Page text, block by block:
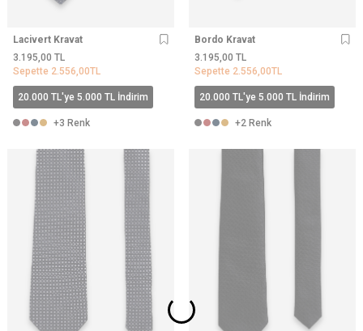
Lacivert Kravat
3.195,00 TL
Sepette 2.556,00TL
20.000 TL'ye 5.000 TL İndirim
+3 Renk
Bordo Kravat
3.195,00 TL
Sepette 2.556,00TL
20.000 TL'ye 5.000 TL İndirim
+2 Renk